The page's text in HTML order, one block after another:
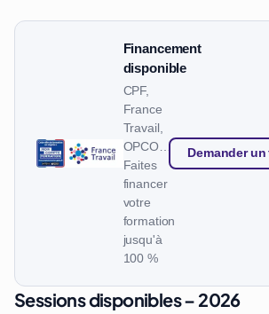
Financement
disponible
CPF,
France
Travail,
OPCO…
Faites
financer
votre
formation
jusqu'à
100 %
Demander
Sessions disponibles – 2026